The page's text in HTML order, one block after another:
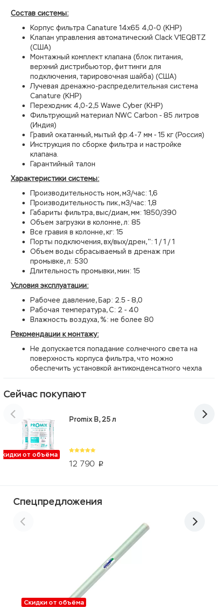
Состав системы:
Корпус фильтра Canature 14х65 4,0-0 (КНР)
Клапан управления автоматический Clack V1EQBTZ
(США)
Монтажный комплект клапана (блок питания,
верхний дистрибьютор, фиттинги для
подключения, тарировочная шайба) (США)
Лучевая дренажно-распределительная система
Canature (КНР)
Переходник 4,0-2,5 Wawe Cyber (КНР)
Фильтрующий материал NWC Carbon - 85 литров
(Индия)
Гравий окатанный, мытый фр.4-7 мм - 15 кг (Россия)
Инструкция по сборке фильтра и настройке
клапана.
Гарантийный талон
Характеристики системы:
Производительность ном, м3/час: 1,6
Производительность пик, м3/час: 1,8
Габариты фильтра, выс/диам, мм: 1850/390
Объем загрузки в колонне, л: 85
Все гравия в колонне, кг: 15
Порты подключения, вх/вых/дрен, '': 1 / 1 / 1
Объем воды сбрасываемый в дренаж при
промывке, л: 530
Длительность промывки, мин: 15
Условия эксплуатации:
Рабочее давление, Бар: 2.5 - 8,0
Рабочая температура, С: 2 - 40
Влажность воздуха, %: не более 80
Рекомендации к монтажу:
Не допускается попадание солнечного света на
поверхность корпуса фильтра, что можно
обеспечить установкой антиконденсатного чехла
Сейчас покупают
от объёма
12 790 p
Promix B, 25 л
Спецпредложения
Скидки от объёма